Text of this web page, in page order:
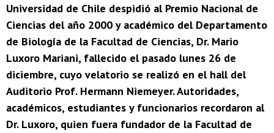
Universidad de Chile despidió al Premio Nacional de
Ciencias del año 2000 y académico del Departamento
de Biología de la Facultad de Ciencias, Dr. Mario
Luxoro Mariani, fallecido el pasado lunes 26 de
diciembre, cuyo velatorio se realizó en el hall del
Auditorio Prof. Hermann Niemeyer. Autoridades,
académicos, estudiantes y funcionarios recordaron al
Dr. Luxoro, quien fuera fundador de la Facultad de